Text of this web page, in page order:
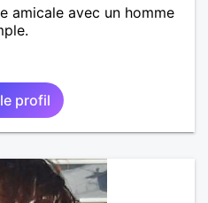
amicale avec un homme
profil